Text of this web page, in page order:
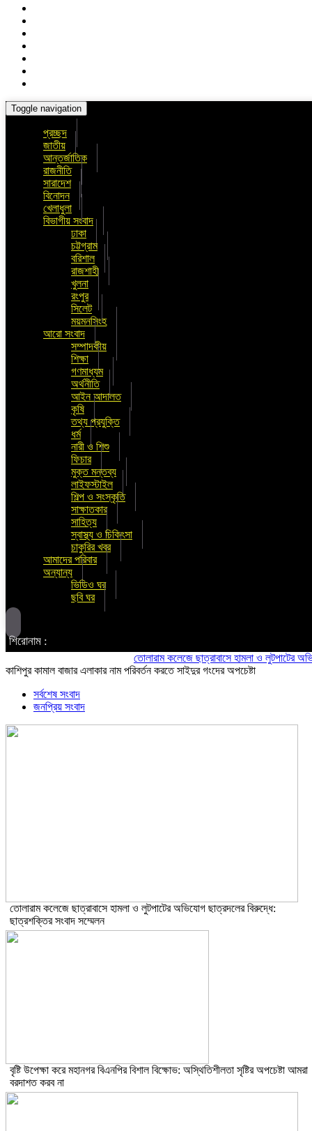
Toggle navigation
প্রচ্ছদ
জাতীয়
আন্তর্জাতিক
রাজনীতি
সারাদেশ
বিনোদন
খেলাধুলা
বিভাগীয় সংবাদ
ঢাকা
চট্টগ্রাম
বরিশাল
রাজশাহী
খুলনা
রংপুর
সিলেট
ময়মনসিংহ
আরো সংবাদ
সম্পাদকীয়
শিক্ষা
গণমাধ্যম
অর্থনীতি
আইন আদালত
কৃষি
তথ্য প্রযুক্তি
ধর্ম
নারী ও শিশু
ফিচার
মুক্ত মন্তব্য
লাইফস্টাইল
শিল্প ও সংস্কৃতি
সাক্ষাতকার
সাহিত্য
স্বাস্থ্য ও চিকিৎসা
চাকুরির খবর
আমাদের পরিবার
অন্যান্য
ভিডিও ঘর
ছবি ঘর
শিরোনাম :
তোলারাম কলেজে ছাত্রাবাসে হামলা ও লুটপাটের অভিযোগ
কাশিপুর কামাল বাজার এলাকার নাম পরিবর্তন করতে সাইদুর গংদের অপচেষ্টা
সর্বশেষ সংবাদ
জনপ্রিয় সংবাদ
তোলারাম কলেজে ছাত্রাবাসে হামলা ও লুটপাটের অভিযোগ ছাত্রদলের বিরুদ্ধে:
ছাত্রশক্তির সংবাদ সম্মেলন
বৃষ্টি উপেক্ষা করে মহানগর বিএনপির বিশাল বিক্ষোভ: অস্থিতিশীলতা সৃষ্টির অপচেষ্টা আমরা
বরদাশত করব না